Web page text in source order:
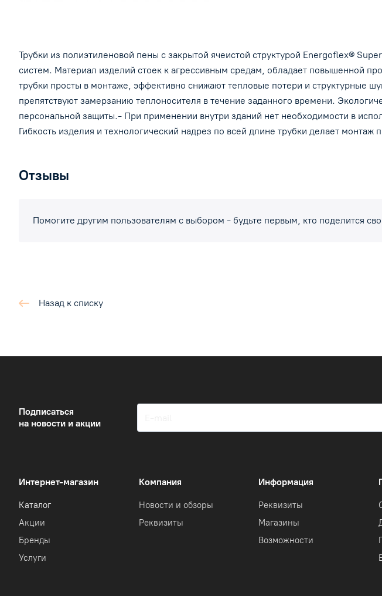
зданий
Трубки из полиэтиленовой пены с закрытой ячеистой структурой Energoflex®
систем. Материал изделий стоек к агрессивным средам, обладает повышенной
трубки просты в монтаже, эффективно снижают тепловые потери и структурные
препятствуют замерзанию теплоносителя в течение заданного времени.
персональной защиты.- При применении внутри зданий нет необходимости в
Гибкость изделия и технологический надрез по всей длине трубки делает монтаж
Отзывы
Помогите другим пользователям с выбором - будьте первым, кто поделится
Назад к списку
Подписаться
на новости и акции
Интернет-магазин
Каталог
Акции
Бренды
Услуги
Компания
Новости и обзоры
Реквизиты
Информация
Реквизиты
Магазины
Возможности